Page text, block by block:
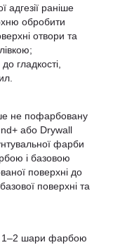
адгезії раніше
обробити
отвори та
гладкості,
не пофарбовану
або Drywall
фарби
і базовою
поверхні до
поверхні та
1–2 шари фарбою